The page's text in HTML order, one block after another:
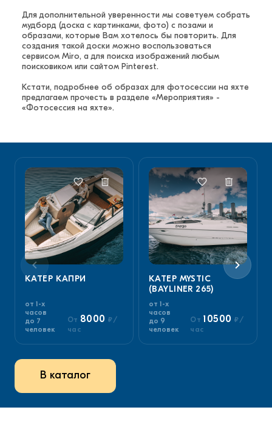
Для дополнительной уверенности мы советуем собрать
мудборд (доска с картинками, фото) с позами и
образами, которые Вам хотелось бы повторить. Для
создания такой доски можно воспользоваться
сервисом Miro, а для поиска изображений любым
поисковиком или сайтом Pinterest.
Кстати, подробнее об образах для фотосессии на яхте
предлагаем прочесть в разделе «Мероприятия» -
«Фотосессия на яхте».
КАТЕР КАПРИ
от 1-х
часов
до 7
человек
От 8000 ₽/
час
КАТЕР MYSTIC
(BAYLINER 265)
от 1-х
часов
до 9
человек
От 10500 ₽/
час
В каталог